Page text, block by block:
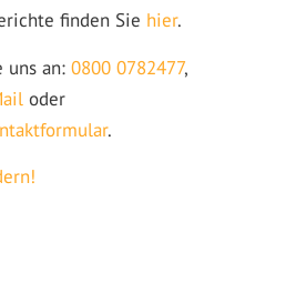
finden Sie hier.
uns an: 0800 0782477,
oder
.